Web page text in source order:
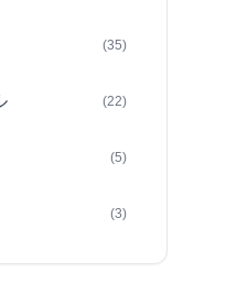
(35)
(22)
(5)
(3)